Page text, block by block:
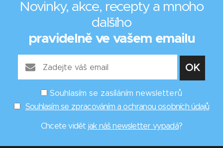
Novinky, akce, recepty a mnoho
dalšího
pravidelně ve vašem emailu
Souhlasím se zasíláním newsletterů
Souhlasím se zpracováním a ochranou osobních údajů
Chcete vidět jak náš newsletter vypadá?